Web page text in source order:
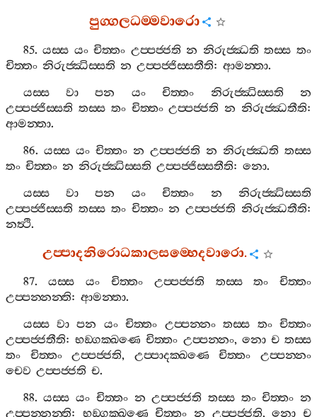
පුග‍්ගලධම‍්මවාරො
85.යස‍්ස යං චිත‍්තං උප‍්පජ‍්ජති න නිරුජ‍්ඣති තස‍්ස තං
චිත‍්තං නිරුජ‍්ඣිස‍්සති න උප‍්පජ‍්ජිස‍්සතීති: ආමන‍්තා.
යස‍්ස
වා පන යං චිත‍්තං නිරුජ‍්ඣිස‍්සති
න
උප‍්පජ‍්ජිස‍්සති තස‍්ස තං චිත‍්තං උප‍්පජ‍්ජති න නිරුජ‍්ඣතීති:
ආමන‍්තා.
86. යස‍්ස යං චිත‍්තං න උප‍්පජ‍්ජති න නිරුජ‍්ඣති තස‍්ස
තං චිත‍්තං න නිරුජ‍්ඣිස‍්සති උප‍්පජ‍්ජිස‍්සතීති: නො.
යස‍්ස
වා පන යං චිත‍්තං න
නිරුජ‍්ඣිස‍්සති
උප‍්පජ‍්ජිස‍්සති තස‍්ස තං චිත‍්තං න උප‍්පජ‍්ජති නිරුජ‍්ඣතීති:
නත්‍ථි.
උප‍්පාදනිරොධකාලසම‍්භෙදවාරො.
87.යස‍්ස යං චිත‍්තං උප‍්පජ‍්ජති තස‍්ස තං
චිත‍්තං
උප‍්පන‍්නන‍්ති: ආමන‍්තා.
යස‍්ස වා පන යං චිත‍්තං උප‍්පන‍්නං තස‍්ස තං චිත‍්තං
උප‍්පජ‍්ජතීති:භඞ‍්ගක‍්ඛණෙ චිත‍්තං උප‍්පන‍්නං, නො ච තස‍්ස
තං
චිත‍්තං උප‍්පජ‍්ජති, උප‍්පාදක‍්ඛණෙ චිත‍්තං
උප‍්පන‍්නං
චෙව උප‍්පජ‍්ජති ච.
88.යස‍්ස යං චිත‍්තං න උප‍්පජ‍්ජති තස‍්ස තං චිත‍්තං න
උප‍්පන‍්නන‍්ති: භඞ‍්ගක‍්ඛණෙ චිත‍්තං න උප‍්පජ‍්ජති,නො ච